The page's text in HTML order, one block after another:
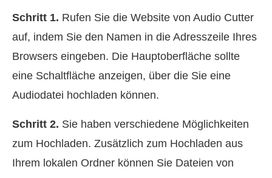
Schritt 1. Rufen Sie die Website von Audio Cutter
auf, indem Sie den Namen in die Adresszeile Ihres
Browsers eingeben. Die Hauptoberfläche sollte
eine Schaltfläche anzeigen, über die Sie eine
Audiodatei hochladen können.
Schritt 2. Sie haben verschiedene Möglichkeiten
zum Hochladen. Zusätzlich zum Hochladen aus
Ihrem lokalen Ordner können Sie Dateien von